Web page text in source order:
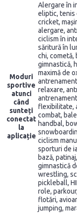
Moduri
sportive
atunci
când
sunteți
conectat
la
aplicație
Alergare în
eliptic, tenis
cricket,
alergare,
ciclism în
săritură în
chi, cometă,
gimnastică,
maximă de
relaxare,
flexibilitate,
combat,
handbal,
ciclism
sporturi de
bază,
gimnastică
wrestling,
pickleball,
role,
flotări,
jumping,